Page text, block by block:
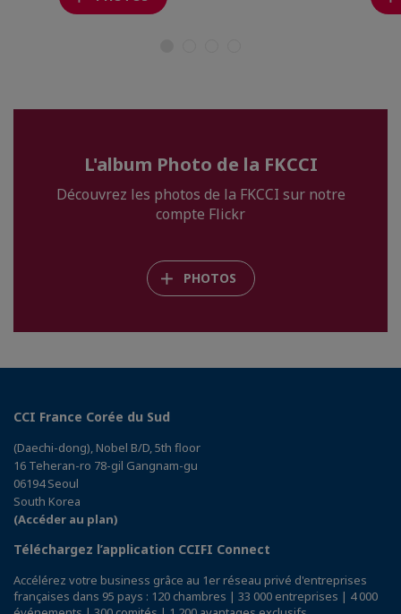
L'album Photo de la FKCCI
Découvrez les photos de la FKCCI sur notre
compte Flickr
PHOTOS
CCI France Corée du Sud
(Daechi-dong), Nobel B/D, 5th floor
16 Teheran-ro 78-gil Gangnam-gu
06194 Seoul
South Korea
(Accéder au plan)
Téléchargez l’application CCIFI Connect
Accélérez votre business grâce au 1er réseau privé d'entreprises
françaises dans 95 pays : 120 chambres | 33 000 entreprises | 4 000